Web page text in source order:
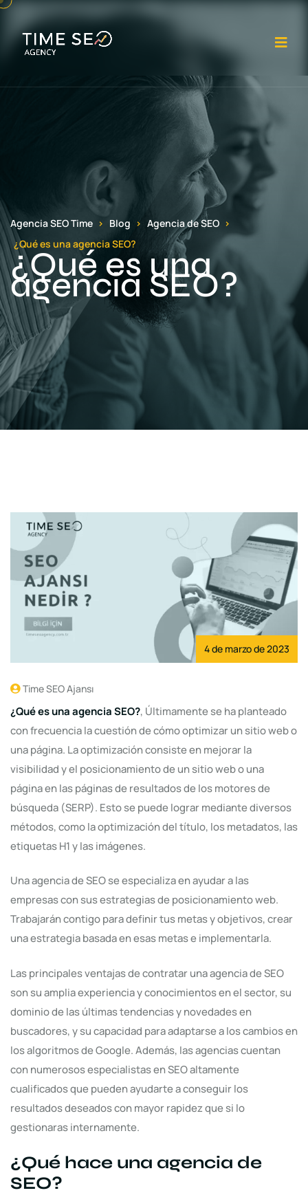
Agencia SEO Time Blog
Agencia de SEO
¿Qué es una agencia SEO?
¿Qué es una
agencia SEO?
4 de marzo de 2023
Time SEO Ajansı
¿Qué es una agencia SEO?, Últimamente se ha planteado
con frecuencia la cuestión de cómo optimizar un sitio web o
una página. La optimización consiste en mejorar la
visibilidad y el posicionamiento de un sitio web o una
página en las páginas de resultados de los motores de
búsqueda (SERP). Esto se puede lograr mediante diversos
métodos, como la optimización del título, los metadatos, las
etiquetas H1 y las imágenes.
Una agencia de SEO se especializa en ayudar a las
empresas con sus estrategias de posicionamiento web.
Trabajarán contigo para definir tus metas y objetivos, crear
una estrategia basada en esas metas e implementarla.
Las principales ventajas de contratar una agencia de SEO
son su amplia experiencia y conocimientos en el sector, su
dominio de las últimas tendencias y novedades en
buscadores, y su capacidad para adaptarse a los cambios en
los algoritmos de Google. Además, las agencias cuentan
con numerosos especialistas en SEO altamente
cualificados que pueden ayudarte a conseguir los
resultados deseados con mayor rapidez que si lo
gestionaras internamente.
¿Qué hace una agencia de
SEO?